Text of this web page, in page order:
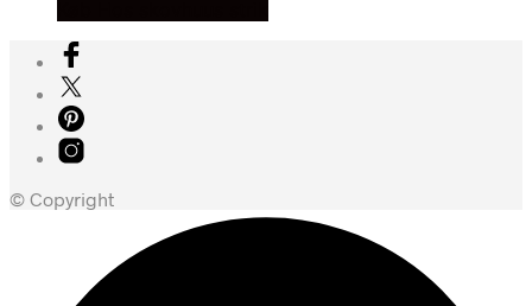
© Copyright